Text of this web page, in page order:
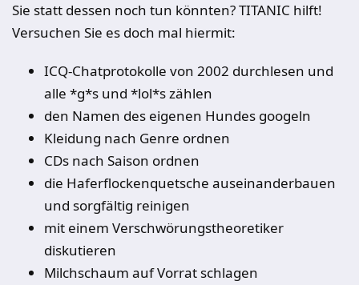
Sie statt dessen noch tun könnten? TITANIC hilft!
Versuchen Sie es doch mal hiermit:
ICQ-Chatprotokolle von 2002 durchlesen und
alle *g*s und *lol*s zählen
den Namen des eigenen Hundes googeln
Kleidung nach Genre ordnen
CDs nach Saison ordnen
die Haferflockenquetsche auseinanderbauen
und sorgfältig reinigen
mit einem Verschwörungstheoretiker
diskutieren
Milchschaum auf Vorrat schlagen